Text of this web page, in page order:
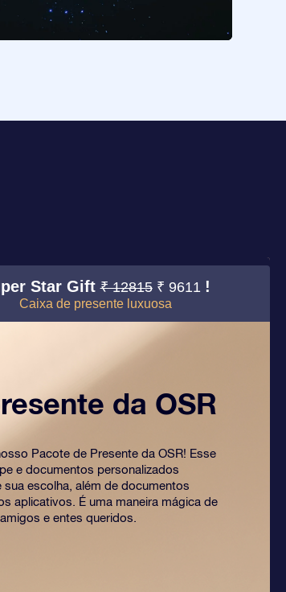
Star Gift₹ 12815 ₹ 9611 !
Caixa de presente luxuosa
da OSR
Pacote de Presente da OSR! Esse
e documentos personalizados
escolha, além de documentos
aplicativos. É uma maneira mágica de
e entes queridos.